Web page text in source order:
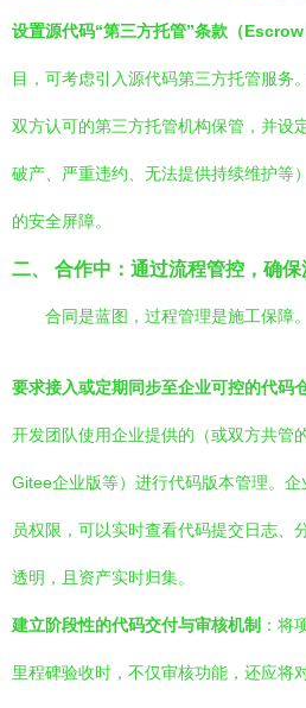
设置源代码“第三方托管”条款（Escrow
目，可考虑引入源代码第三方托管服务
双方认可的第三方托管机构保管，并设
破产、严重违约、无法提供持续维护等
的安全屏障。
二、 合作中：通过流程管控，确
合同是蓝图，过程管理是施工保障。
要求接入或定期同步至企业可控的代码
开发团队使用企业提供的（或双方共管
Gitee企业版等）进行代码版本管理。
员权限，可以实时查看代码提交日志、
透明，且资产实时归集。
建立阶段性的代码交付与审核机制 ：将
里程碑验收时，不仅审核功能，还应将